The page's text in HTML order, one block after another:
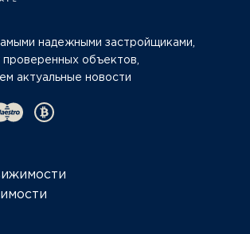
надежными застройщиками,
объектов,
актуальные новости